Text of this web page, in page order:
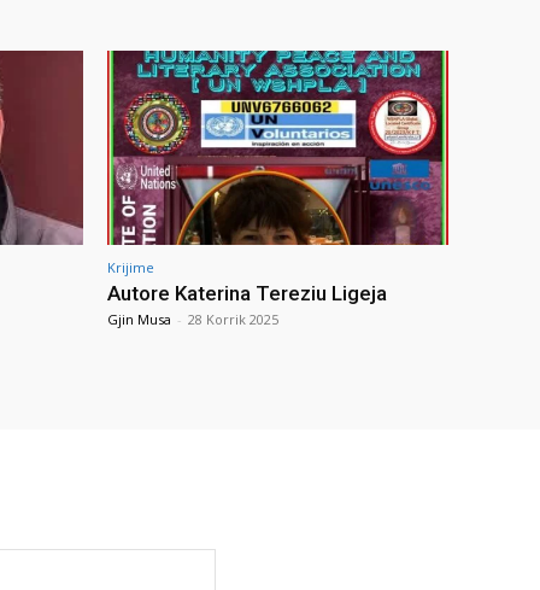
Krijime
Autore Katerina Tereziu Ligeja
Gjin Musa - 28 Korrik 2025